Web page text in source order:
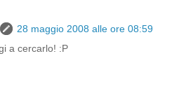
28 maggio 2008 alle ore 08:59
a cercarlo! :P